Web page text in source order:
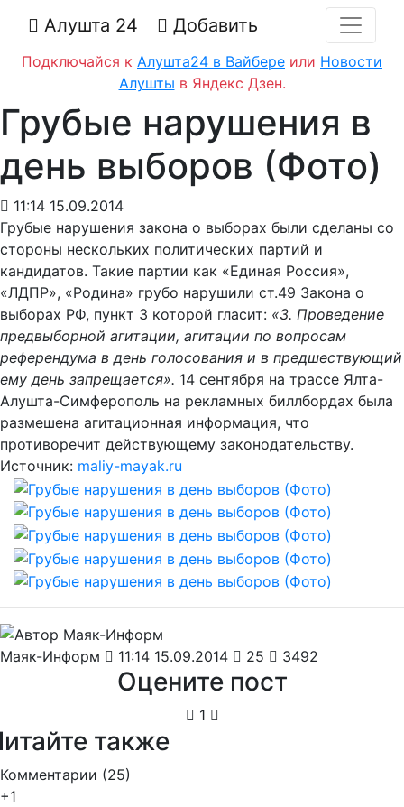
Алушта 24 Добавить
Подключайся к Алушта24 в Вайбере или Новости
Алушты в Яндекс Дзен.
Грубые нарушения в
день выборов (Фото)
11:14 15.09.2014
Грубые нарушения закона о выборах были сделаны со
стороны нескольких политических партий и
кандидатов. Такие партии как «Единая Россия»,
«ЛДПР», «Родина» грубо нарушили ст.49 Закона о
выборах РФ, пункт 3 которой гласит: «3. Проведение
предвыборной агитации, агитации по вопросам
референдума в день голосования и в предшествующий
ему день запрещается». 14 сентября на трассе Ялта-
Алушта-Симферополь на рекламных биллбордах была
размешена агитационная информация, что
противоречит действующему законодательству.
Источник: maliy-mayak.ru
Маяк-Информ 11:14 15.09.2014 25 3492
Оцените пост
1
также
Комментарии (25)
+1